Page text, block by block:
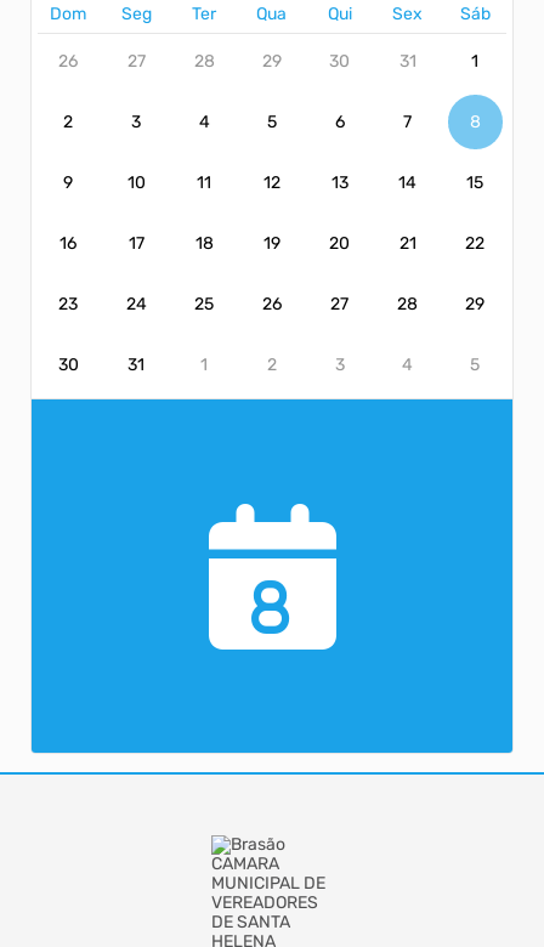
Dom Seg Ter Qua Qui Sex Sáb
26 27 28 29 30 31 1
2 3 4 5 6 7 8
9 10 11 12 13 14 15
16 17 18 19 20 21 22
23 24 25 26 27 28 29
30 31 1 2 3 4 5
8